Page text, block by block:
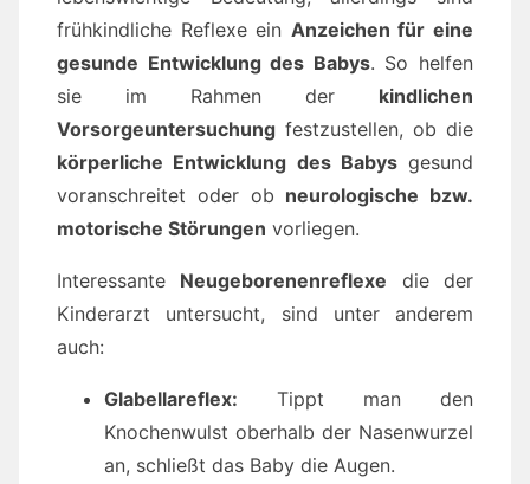
frühkindliche Reflexe ein Anzeichen für eine
gesunde Entwicklung des Babys. So helfen
sie im Rahmen der kindlichen
Vorsorgeuntersuchung festzustellen, ob die
körperliche Entwicklung des Babysgesund
voranschreitet oder ob neurologische bzw.
motorische Störungen vorliegen.
Interessante Neugeborenenreflexe die der
Kinderarzt untersucht, sind unter anderem
auch:
Glabellareflex: Tippt man den
Knochenwulst oberhalb der Nasenwurzel
an, schließt das Baby die Augen.